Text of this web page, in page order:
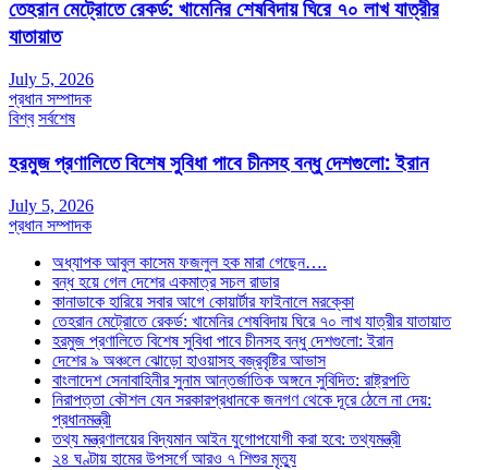
তেহরান মেট্রোতে রেকর্ড: খামেনির শেষবিদায় ঘিরে ৭০ লাখ যাত্রীর
যাতায়াত
July 5, 2026
প্রধান সম্পাদক
বিশ্ব সর্বশেষ
হরমুজ প্রণালিতে বিশেষ সুবিধা পাবে চীনসহ বন্ধু দেশগুলো: ইরান
July 5, 2026
প্রধান সম্পাদক
অধ্যাপক আবুল কাসেম ফজলুল হক মারা গেছেন….
বন্ধ হয়ে গেল দেশের একমাত্র সচল রাডার
কানাডাকে হারিয়ে সবার আগে কোয়ার্টার ফাইনালে মরক্কো
তেহরান মেট্রোতে রেকর্ড: খামেনির শেষবিদায় ঘিরে ৭০ লাখ যাত্রীর যাতায়াত
হরমুজ প্রণালিতে বিশেষ সুবিধা পাবে চীনসহ বন্ধু দেশগুলো: ইরান
দেশের ৯ অঞ্চলে ঝোড়ো হাওয়াসহ বজ্রবৃষ্টির আভাস
বাংলাদেশ সেনাবাহিনীর সুনাম আন্তর্জাতিক অঙ্গনে সুবিদিত: রাষ্ট্রপতি
নিরাপত্তা কৌশল যেন সরকারপ্রধানকে জনগণ থেকে দূরে ঠেলে না দেয়:
প্রধানমন্ত্রী
তথ্য মন্ত্রণালয়ের বিদ্যমান আইন যুগোপযোগী করা হবে: তথ্যমন্ত্রী
২৪ ঘণ্টায় হামের উপসর্গে আরও ৭ শিশুর মৃত্যু